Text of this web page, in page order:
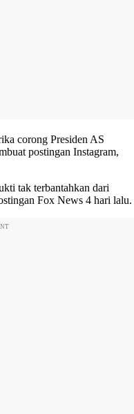
corong Presiden AS
postingan Instagram,
tak terbantahkan dari
Fox News 4 hari lalu.